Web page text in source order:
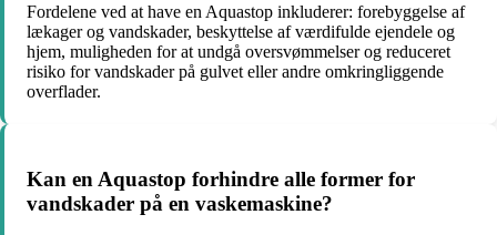
Fordelene ved at have en Aquastop inkluderer: forebyggelse af
lækager og vandskader, beskyttelse af værdifulde ejendele og
hjem, muligheden for at undgå oversvømmelser og reduceret
risiko for vandskader på gulvet eller andre omkringliggende
overflader.
Kan en Aquastop forhindre alle former for
vandskader på en vaskemaskine?